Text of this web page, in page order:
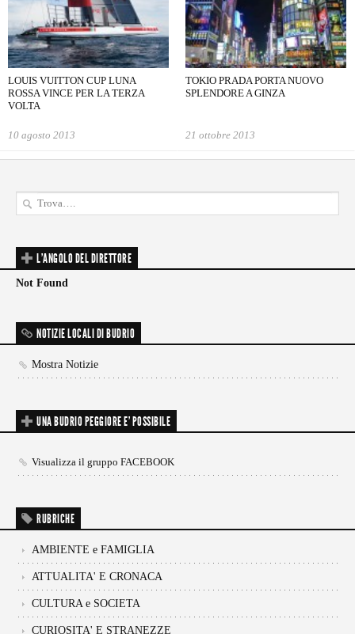
LOUIS VUITTON CUP LUNA
ROSSA VINCE PER LA TERZA
VOLTA
10 agosto 2013
TOKIO PRADA PORTA NUOVO
SPLENDORE A GINZA
21 ottobre 2013
L'ANGOLO DEL DIRETTORE
Not Found
NOTIZIE LOCALI DI BUDRIO
Mostra Notizie
UNA BUDRIO PEGGIORE E’ POSSIBILE
Visualizza il gruppo FACEBOOK
RUBRICHE
AMBIENTE e FAMIGLIA
ATTUALITA' E CRONACA
CULTURA e SOCIETA
CURIOSITA' E STRANEZZE